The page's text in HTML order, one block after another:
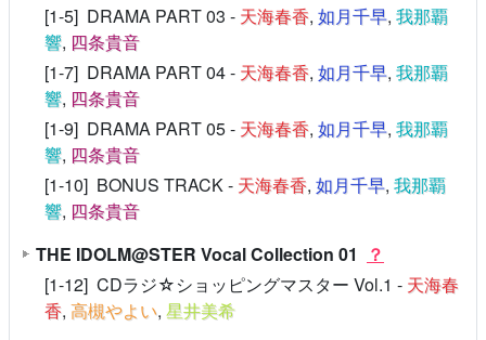
[1-5] DRAMA PART 03 - 天海春香, 如月千早, 我那覇
響, 四条貴音
[1-7] DRAMA PART 04 - 天海春香, 如月千早, 我那覇
響, 四条貴音
[1-9] DRAMA PART 05 - 天海春香, 如月千早, 我那覇
響, 四条貴音
[1-10] BONUS TRACK - 天海春香, 如月千早, 我那覇
響, 四条貴音
THE IDOLM@STER Vocal Collection 01
？
[1-12] CDラジ☆ショッピングマスター Vol.1 - 天海春
香, 高槻やよい, 星井美希